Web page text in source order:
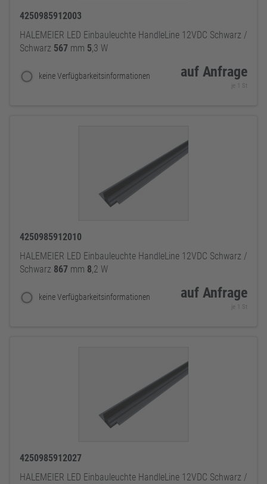
4250985912003
HALEMEIER LED Einbauleuchte HandleLine 12VDC Schwarz /
Schwarz 567 mm 5,3 W
keine Verfügbarkeitsinformationen auf Anfrage
je 1 St
4250985912010
HALEMEIER LED Einbauleuchte HandleLine 12VDC Schwarz /
Schwarz 867 mm 8,2 W
keine Verfügbarkeitsinformationen auf Anfrage
je 1 St
4250985912027
HALEMEIER LED Einbauleuchte HandleLine 12VDC Schwarz /